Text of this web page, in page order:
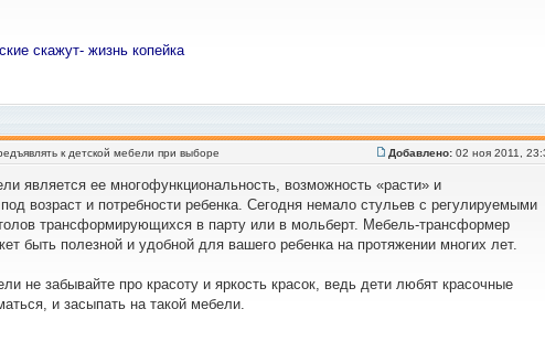
скажут- жизнь копейка
к детской мебели при выборе Добавлено: 02 ноя 2011,
является ее многофункциональность, возможность «расти» и
возраст и потребности ребенка. Сегодня немало стульев с регулируемыми
трансформирующихся в парту или в мольберт. Мебель-трансформер
быть полезной и удобной для вашего ребенка на протяжении многих лет.
не забывайте про красоту и яркость красок, ведь дети любят красочные
и засыпать на такой мебели.